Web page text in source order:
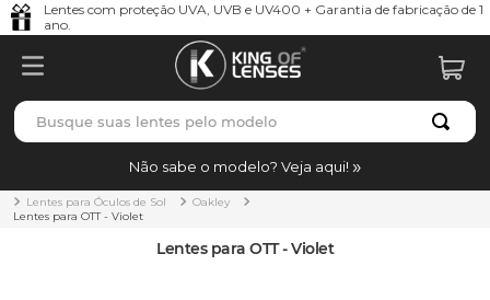
Lentes com proteção UVA, UVB e UV400 + Garantia de fabricação de 1
ano.
Busque suas lentes pelo modelo
Não sabe o modelo? Veja aqui!
Lentes para Óculos de Sol
Oakley
Lentes para OTT - Violet
Lentes para OTT - Violet
TERMOS MAIS BUSCADOS
1º borrachas